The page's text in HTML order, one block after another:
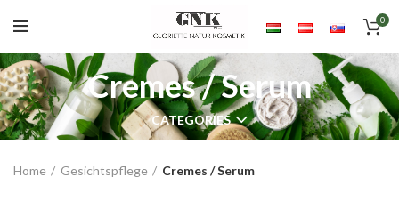
0
Cremes / Serum
CATEGORIES
Home Gesichtspflege Cremes / Serum